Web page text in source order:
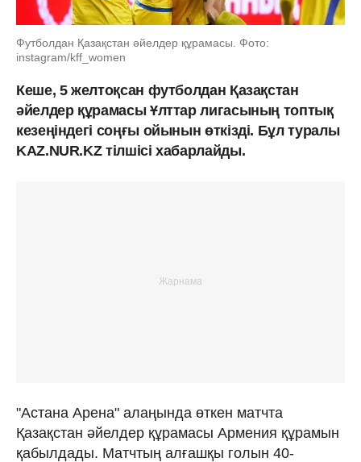
Футболдан Қазақстан әйелдер құрамасы. Фото:
instagram/kff_women
Кеше, 5 желтоқсан футболдан Қазақстан
әйелдер құрамасы Ұлттар лигасының топтық
кезеңіндегі соңғы ойынын өткізді. Бұл туралы
KAZ.NUR.KZ тілшісі хабарлайды.
"Астана Арена" алаңында өткен матчта
Қазақстан әйелдер құрамасы Армения құрамын
қабылдады. Матчтың алғашқы голын 40-